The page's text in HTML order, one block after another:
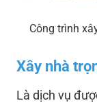
Công trình
Xây nhà
Là dịch vụ